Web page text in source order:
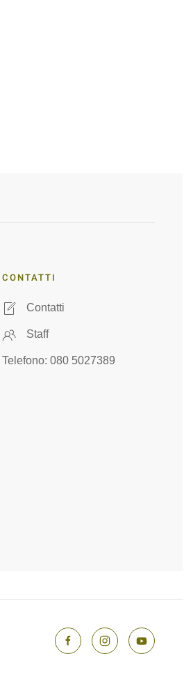
CONTATTI
Contatti
Staff
Telefono: 080 5027389